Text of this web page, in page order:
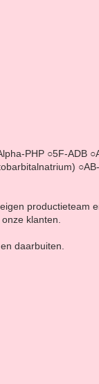
PHP ○5F-ADB
productieteam
klanten.
daarbuiten.